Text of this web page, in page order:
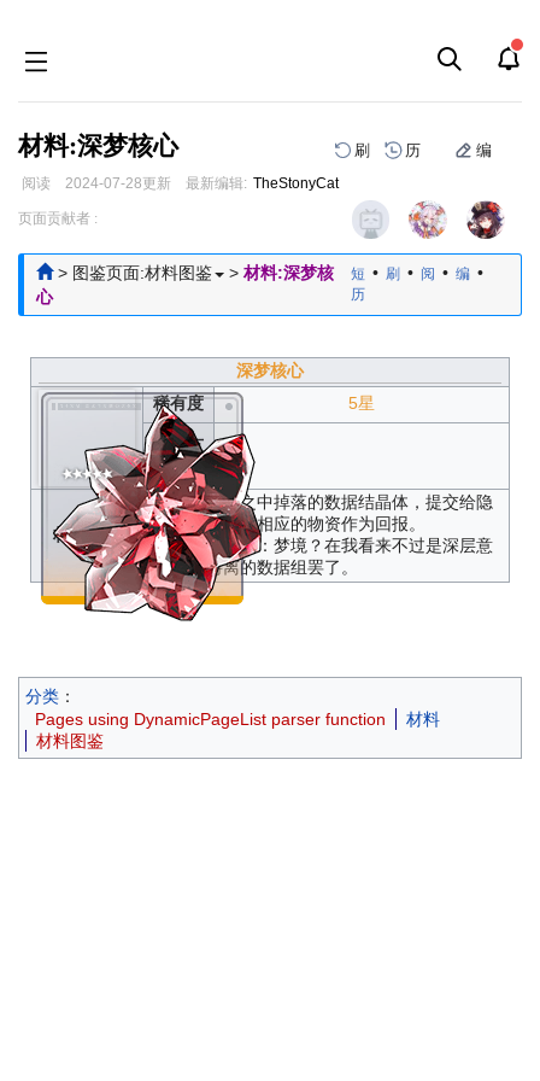
材料:深梦核心 刷 历 编
阅读 2024-07-28更新 最新编辑: TheStonyCat
跳
导
跳
搜
页面贡献者 :
> 图鉴页面:材料图鉴 > 材料:深梦核
心
短 • 刷 • 阅 • 编 •
历
深梦核心
稀有度
5星
获取方
式
材料描述
从扭曲梦境之中掉落的数据结晶体，提交给隐
科组就能获得相应的物资作为回报。
——海姆达尔：梦境？在我看来不过是深层意
识海中游离的数据组罢了。
分类 ：
Pages using DynamicPageList parser function
材料
材料图鉴